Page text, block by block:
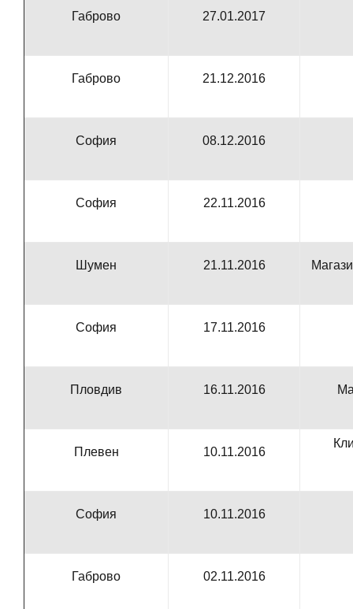
Габрово 27.01.2017
Габрово 21.12.2016
София 08.12.2016
София 22.11.2016
Шумен 21.11.2016
София 17.11.2016
Пловдив 16.11.2016
Плевен 10.11.2016
София 10.11.2016
Габрово 02.11.2016